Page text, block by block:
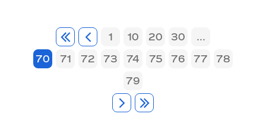
1 10 20 30
...
70
71 72 73 74 75 76 77
78
79